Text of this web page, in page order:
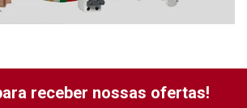
receber nossas ofertas!